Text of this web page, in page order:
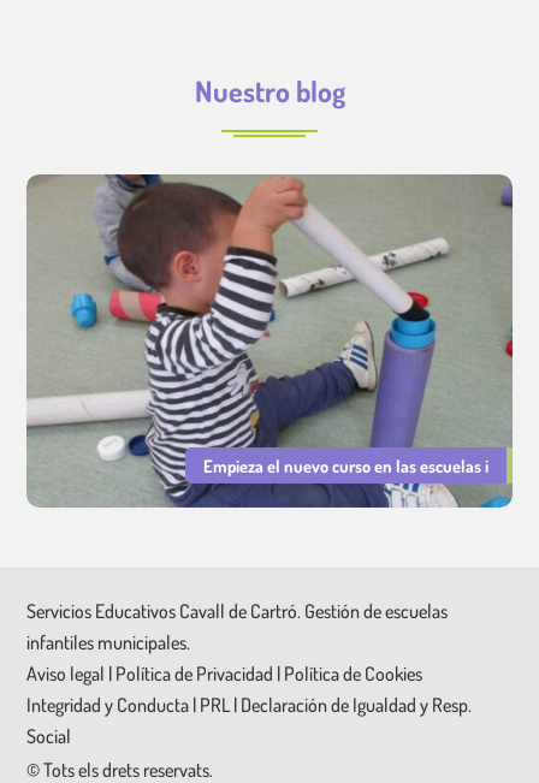
Nuestro blog
Empieza el nuevo curso en las escuelas i
Servicios Educativos Cavall de Cartró. Gestión de escuelas
infantiles municipales.
Aviso legal | Política de Privacidad | Política de Cookies
Integridad y Conducta | PRL| Declaración de Igualdad y Resp.
Social
©Tots els drets reservats.